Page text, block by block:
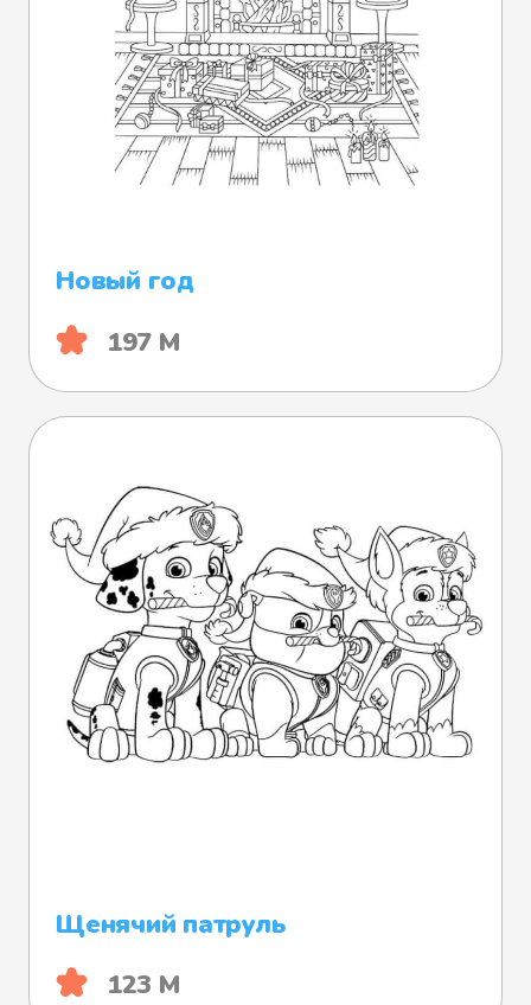
Новый год
197 М
Щенячий патруль
123 М